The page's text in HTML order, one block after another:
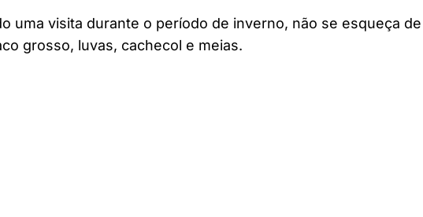
uma visita durante o período de inverno, não se esqueça de
grosso, luvas, cachecol e meias.